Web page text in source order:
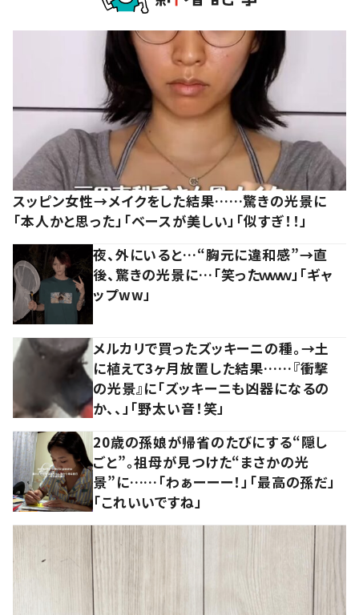
スッピン女性→メイクをした結果……驚きの光景に
「本人かと思った」「ベースが美しい」「似すぎ！！」
夜、外にいると…“胸元に違和感”→直
後、驚きの光景に…「笑ったｗｗｗ」「ギャ
ップww」
メルカリで買ったズッキーニの種。→土
に植えて3ヶ月放置した結果……『衝撃
の光景』に「ズッキーニも凶器になるの
か、、」「野太い音！笑」
20歳の孫娘が帰省のたびにする“隠し
ごと”。祖母が見つけた“まさかの光
景”に……「わぁーーー！」「最高の孫だ」
「これいいですね」